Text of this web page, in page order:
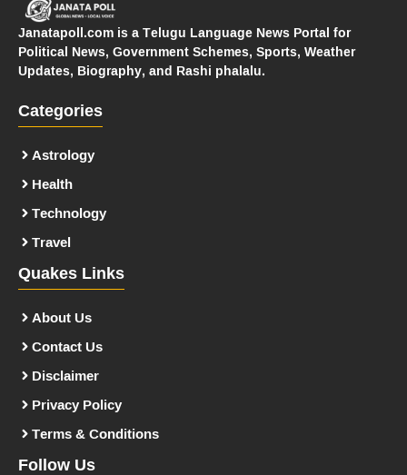
Janatapoll.com is a Telugu Language News Portal for
Political News, Government Schemes, Sports, Weather
Updates, Biography, and Rashi phalalu.
Categories
Astrology
Health
Technology
Travel
Quakes Links
About Us
Contact Us
Disclaimer
Privacy Policy
Terms & Conditions
Follow Us